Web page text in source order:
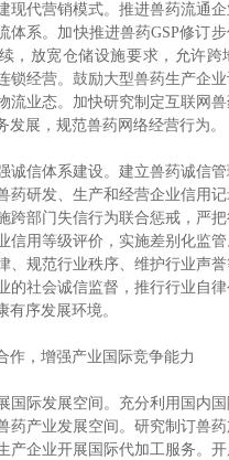
现代营销模式。推进兽药流通
体系。加快推进兽药GSP修订
，放宽仓储设施要求，允许跨
锁经营。鼓励大型兽药生产企业
流业态。加快研究制定互联网
发展，规范兽药网络经营行为。
诚信体系建设。建立兽药诚信
药研发、生产和经营企业信用
跨部门失信行为联合惩戒，严
信用等级评价，实施差别化监
、规范行业秩序、维护行业声誉
的社会诚信监督，推行行业自
有序发展环境。
作，增强产业国际竞争能力
国际发展空间。充分利用国内
药产业发展空间。研究制订兽药
产企业开展国际代加工服务。